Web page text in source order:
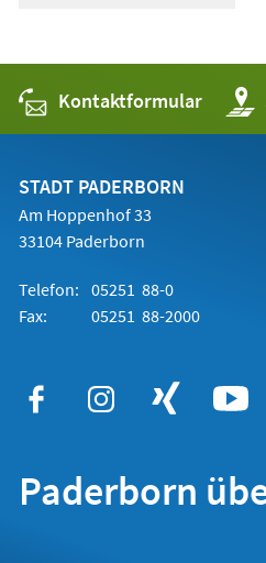
Kontaktformular
in
STADT PADERBORN
Am Hoppenhof 33
33104 Paderborn
Telefon: 05251 88-0
Fax:
05251 88-2000
Paderborn